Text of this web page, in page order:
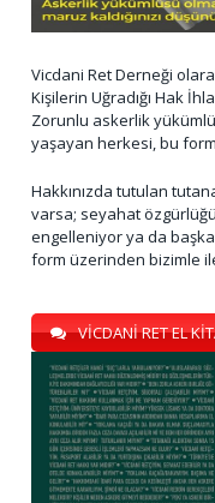
Vicdani Ret Derneği
Kişilerin Uğradığı Hak
Zorunlu askerlik
yaşayan herkesi, bu
Hakkınızda tutulan
varsa; seyahat
engelleniyor ya da
form üzerinden bizimle
VİCDANİ RET EL